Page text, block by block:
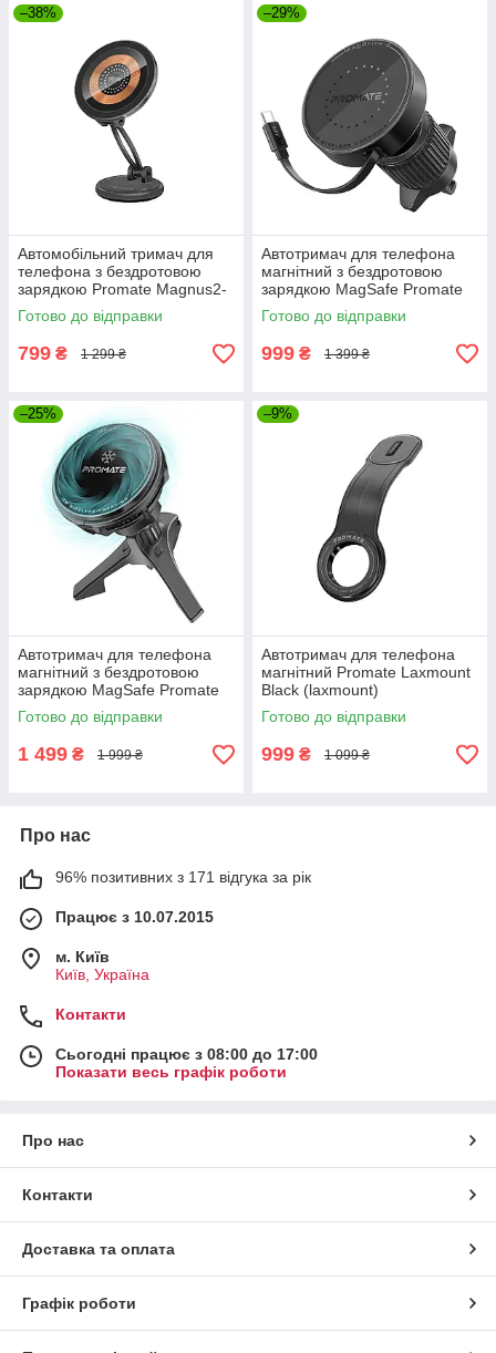
–38%
Автомобільний тримач для
телефона з бездротовою
зарядкою Promate Magnus2-
Qi Black (magnus2-qi)
Готово до відправки
799 ₴ 1 299 ₴
–29%
Автотримач для телефона
магнітний з бездротовою
зарядкою MagSafе Promate
MagDrive-R Black (magdrive-
r)
Готово до відправки
999 ₴ 1 399 ₴
–25%
Автотримач для телефона
магнітний з бездротовою
зарядкою MagSafе Promate
MagChill-Ga Black (magchill-
ga)
Готово до відправки
1 499 ₴ 1 999 ₴
–9%
Автотримач для телефона
магнітний Promate Laxmount
Black (laxmount)
Готово до відправки
999 ₴ 1 099 ₴
Про нас
96% позитивних з 171 відгука за рік
Працює з 10.07.2015
м. Київ
Київ, Україна
Контакти
Сьогодні працює з 08:00 до 17:00
Показати весь графік роботи
Про нас
Контакти
Доставка та оплата
Графік роботи